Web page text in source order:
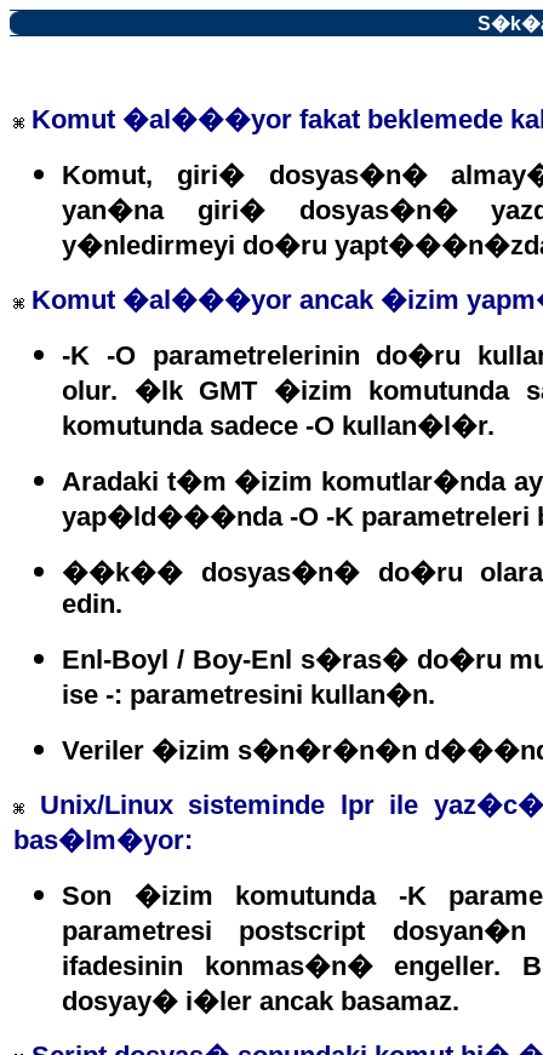
Komut �al���yor fakat beklemede
Komut, giri� dosyas�n�
yan�na giri� dosyas�n�
y�nledirmeyi do�ru
Komut �al���yor ancak �izim
-K -O parametrelerinin do�ru
olur. �lk GMT �izim komutunda
komutunda sadece -O kullan�l�r.
Aradaki t�m �izim komutlar�nda
yap�ld���nda -O -K parametreleri
��k�� dosyas�n� do�ru
edin.
Enl-Boyl / Boy-Enl s�ras� do�ru
ise -: parametresini kullan�n.
Veriler �izim s�n�r�n�n
Unix/Linux sisteminde lpr ile
bas�lm�yor:
Son �izim komutunda -K
parametresi postscript dosyan�n
ifadesinin konmas�n� engeller.
dosyay� i�ler ancak basamaz.